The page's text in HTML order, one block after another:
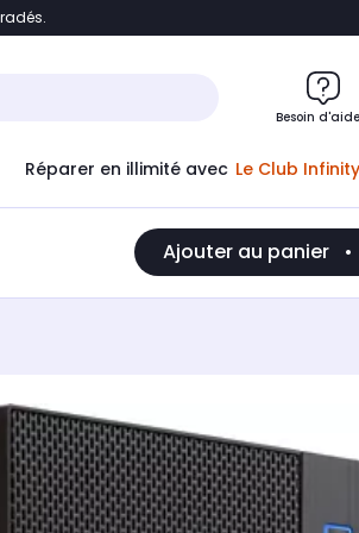
Accéder directement au chatbot
Besoin
Réparer en illimité avec Le Club Infinity
Ajouter au panier •